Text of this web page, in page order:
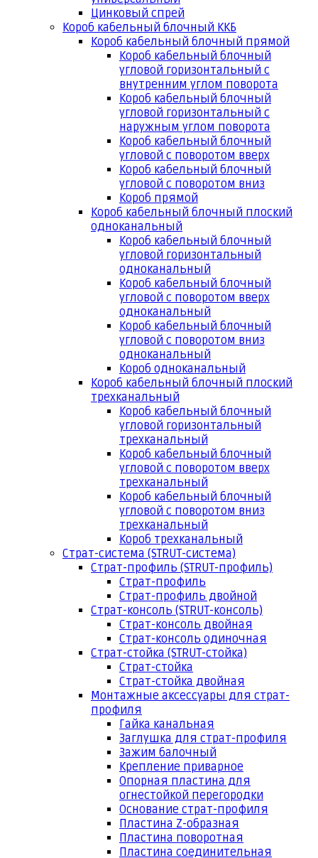
Цинковый спрей
Короб кабельный блочный ККБ
Короб кабельный блочный прямой
Короб кабельный блочный
угловой горизонтальный с
внутренним углом поворота
Короб кабельный блочный
угловой горизонтальный с
наружным углом поворота
Короб кабельный блочный
угловой с поворотом вверх
Короб кабельный блочный
угловой с поворотом вниз
Короб прямой
Короб кабельный блочный плоский
одноканальный
Короб кабельный блочный
угловой горизонтальный
одноканальный
Короб кабельный блочный
угловой с поворотом вверх
одноканальный
Короб кабельный блочный
угловой с поворотом вниз
одноканальный
Короб одноканальный
Короб кабельный блочный плоский
трехканальный
Короб кабельный блочный
угловой горизонтальный
трехканальный
Короб кабельный блочный
угловой с поворотом вверх
трехканальный
Короб кабельный блочный
угловой с поворотом вниз
трехканальный
Короб трехканальный
Страт-система (STRUT-система)
Страт-профиль (STRUT-профиль)
Страт-профиль
Страт-профиль двойной
Страт-консоль (STRUT-консоль)
Страт-консоль двойная
Страт-консоль одиночная
Страт-стойка (STRUT-стойка)
Страт-стойка
Страт-стойка двойная
Монтажные аксессуары для страт-
профиля
Гайка канальная
Заглушка для страт-профиля
Зажим балочный
Крепление приварное
Опорная пластина для
огнестойкой перегородки
Основание страт-профиля
Пластина Z-образная
Пластина поворотная
Пластина соединительная